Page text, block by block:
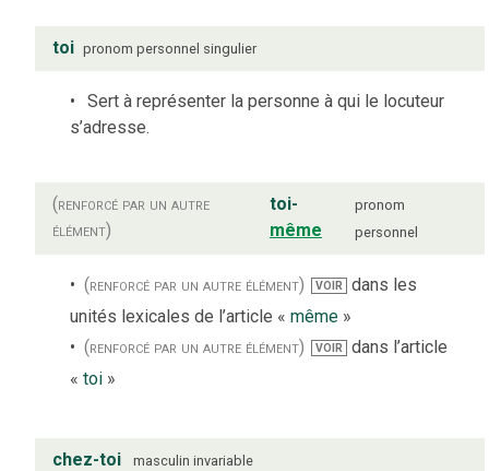
toi pronom personnel singulier
Sert à représenter la personne à qui le locuteur
s’adresse.
(renforcé par un autre
élément)
toi-
même
pronom
personnel
(renforcé par un autre élément) VOIR dans les
unités lexicales de l’article « même »
(renforcé par un autre élément)
VOIR dans l’article
« toi »
chez-toi masculin invariable